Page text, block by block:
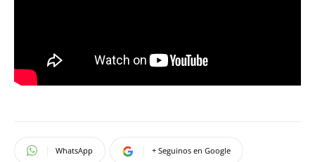
WhatsApp + Seguinos en Google